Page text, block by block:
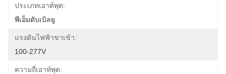
ประเภทเอาต์พุต:
พีเอ็มดับเบิลยู
แรงดันไฟฟ้าขาเข้า:
100-277V
ความถี่เอาท์พุต: